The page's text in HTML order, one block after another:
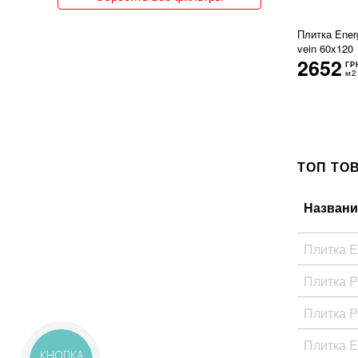
Плитка
vein 60x120
2652 м2
ТОП
Плитка
Плитка
Плитка
Плитка
150x300
18x60
19x120